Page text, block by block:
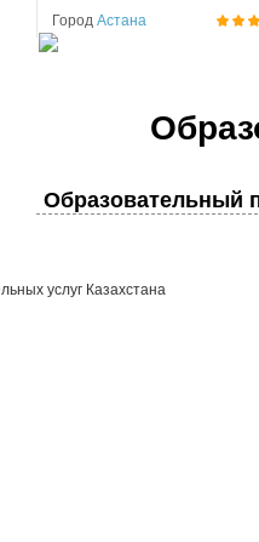
Город Астана
Образовательный
услуг Казахстана